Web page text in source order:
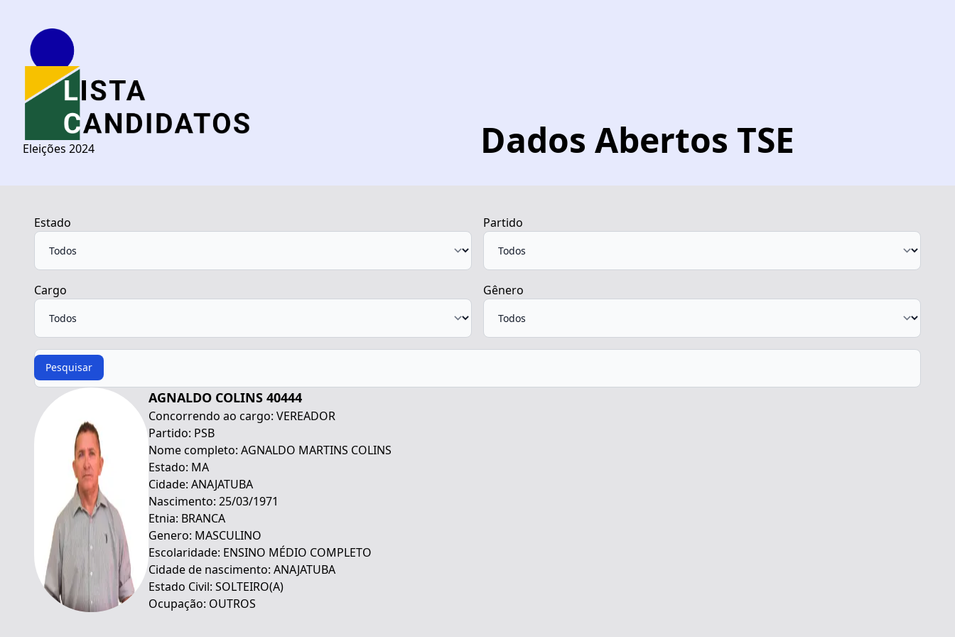
Eleições 2024 Dados Abertos TSE
Estado Partido
Cargo Gênero
Procurar
Pesquisar
AGNALDO COLINS 40444
Concorrendo ao cargo: VEREADOR
Partido: PSB
Nome completo: AGNALDO MARTINS COLINS
Estado: MA
Cidade: ANAJATUBA
Nascimento: 25/03/1971
Etnia: BRANCA
Genero: MASCULINO
Escolaridade: ENSINO MÉDIO COMPLETO
Cidade de nascimento: ANAJATUBA
Estado Civil: SOLTEIRO(A)
Ocupação: OUTROS